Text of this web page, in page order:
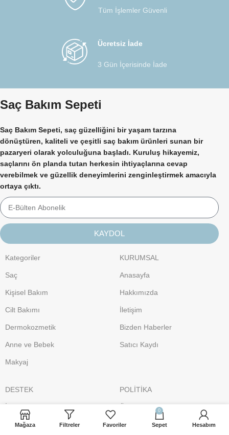
Tüm İşlemler Güvenli
Ücretsiz İade
3 Gün İçerisinde İade
Saç Bakım Sepeti
Saç Bakım Sepeti, saç güzelliğini bir yaşam tarzına
dönüştüren, kaliteli ve çeşitli saç bakım ürünleri sunan bir
pazaryeri olarak yolculuğuna başladı. Kuruluş hikayemiz,
saçlarını ön planda tutan herkesin ihtiyaçlarına cevap
verebilmek ve güzellik deneyimlerini zenginleştirmek amacıyla
ortaya çıktı.
KAYDOL
Kategoriler
Saç
Kişisel Bakım
Cilt Bakımı
Dermokozmetik
Anne ve Bebek
Makyaj
KURUMSAL
Anasayfa
Hakkımızda
İletişim
Bizden Haberler
Satıcı Kaydı
DESTEK
İletişim
iletisim@sacbakimsepeti.com
POLİTİKA
Üyelik Sözleşmesi
Gizlilik Politikası
Mağaza Filtreler Favoriler
0
Sepet Hesabım